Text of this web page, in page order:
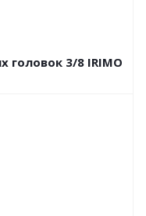
3/8 IRIMO